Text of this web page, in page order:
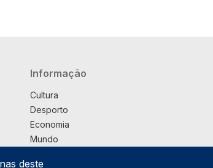
Navegação principal
Informação
Cultura
Desporto
Economia
Mundo
deste